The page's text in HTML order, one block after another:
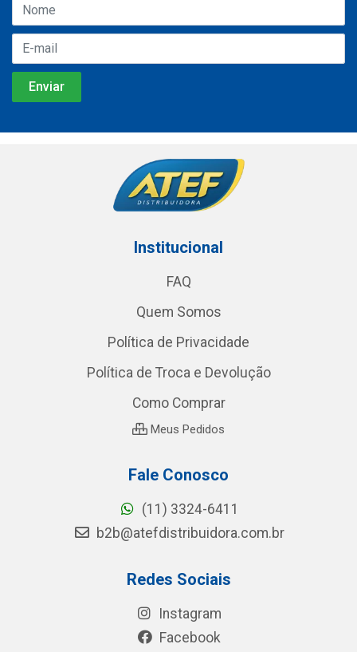
Institucional
FAQ
Quem Somos
Política de Privacidade
Política de Troca e Devolução
Como Comprar
Meus Pedidos
Fale Conosco
(11) 3324-6411
b2b@atefdistribuidora.com.br
Redes Sociais
Instagram
Facebook